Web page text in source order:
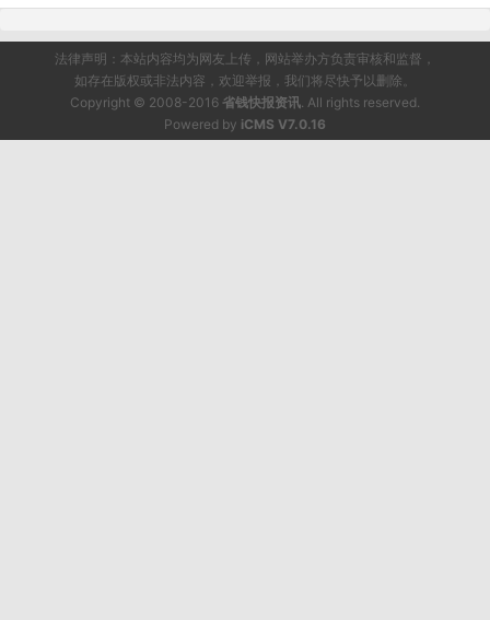
法律声明：本站内容均为网友上传，网站举办方负责审核和监督，
如存在版权或非法内容，欢迎举报，我们将尽快予以删除。
Copyright © 2008-2016 省钱快报资讯. All rights reserved.
Powered by iCMS V7.0.16